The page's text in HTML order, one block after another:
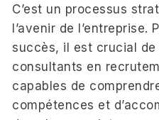
C’est un processus
l’avenir de l’entreprise.
succès, il est crucial de
consultants en
capables de
compétences et